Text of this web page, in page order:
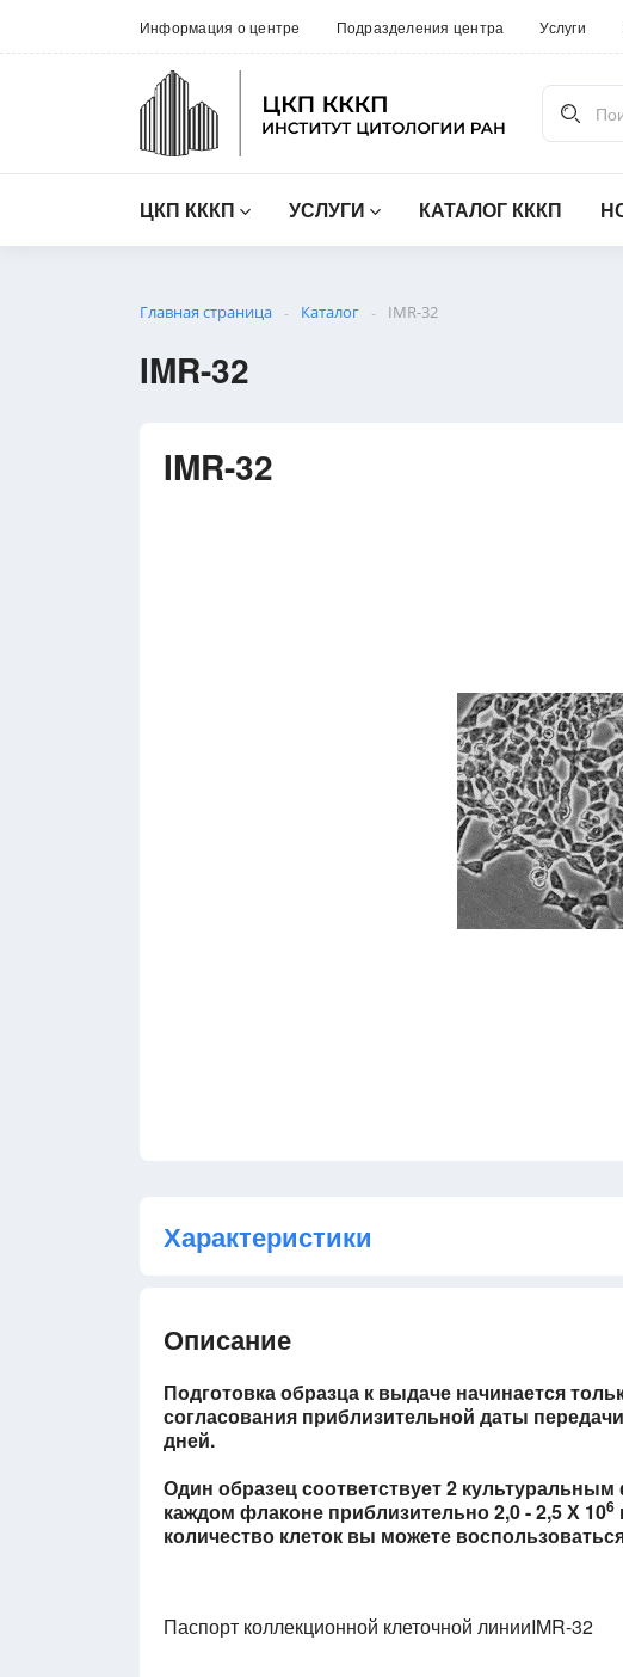
Информация о центре Подразделения центра Услуги
Поиск
ЦКП КККП УСЛУГИ КАТАЛОГ КККП
Главная страница - Каталог - IMR-32
IMR-32
IMR-32
Характеристики
Описание
Подготовка образца к выдаче начинается
согласования приблизительной даты
дней.
Один образец соответствует 2
каждом флаконе приблизительно 2,0 - 2,5 Х 106
количество клеток вы можете
Паспорт коллекционной клеточной линииIMR-32